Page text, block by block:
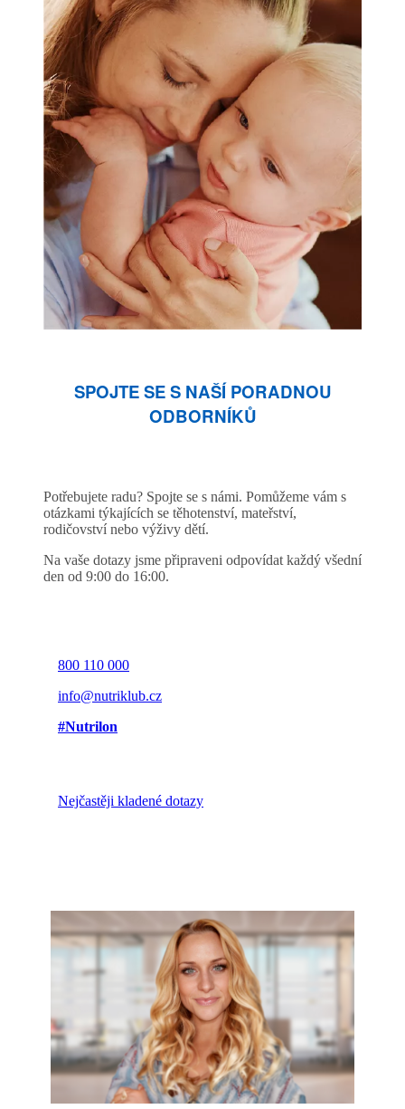
SPOJTE SE S NAŠÍ PORADNOU
ODBORNÍKŮ
Potřebujete radu? Spojte se s námi. Pomůžeme vám s
otázkami týkajících se těhotenství, mateřství,
rodičovství nebo výživy dětí.
Na vaše dotazy jsme připraveni odpovídat každý všední
den od 9:00 do 16:00.
800 110 000
info@nutriklub.cz
#Nutrilon
Nejčastěji kladené dotazy